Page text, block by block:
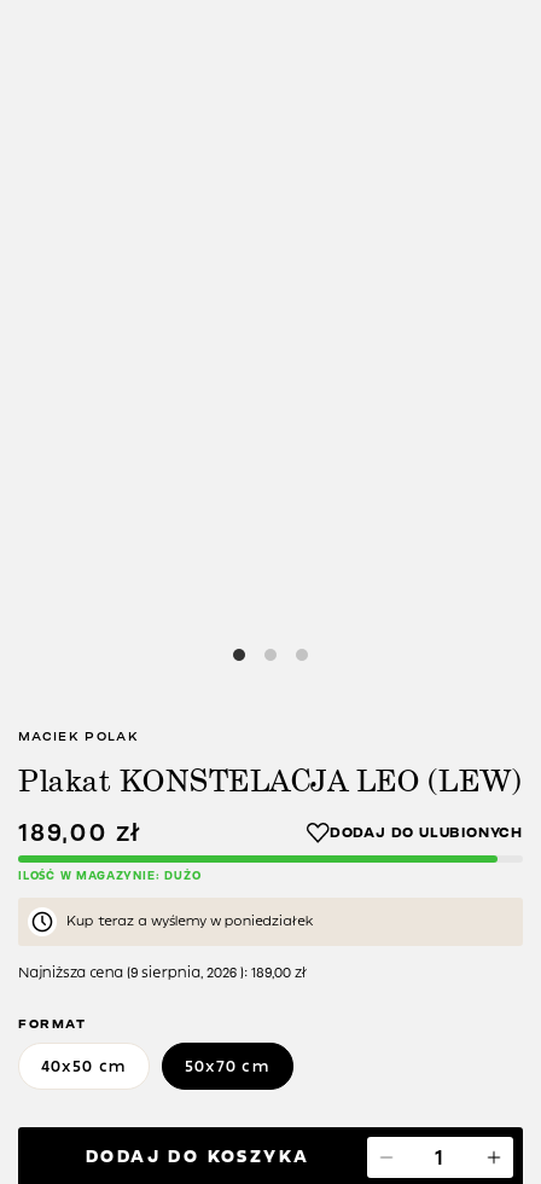
MACIEK POLAK
Plakat KONSTELACJA LEO (LEW)
189,00 zł
ILOŚĆ W MAGAZYNIE: DUŻO
Kup teraz a wyślemy w poniedziałek
Najniższa cena (9 sierpnia, 2026 ): 189,00 zł
FORMAT
40x50 cm 50x70 cm
DODAJ DO KOSZYKA